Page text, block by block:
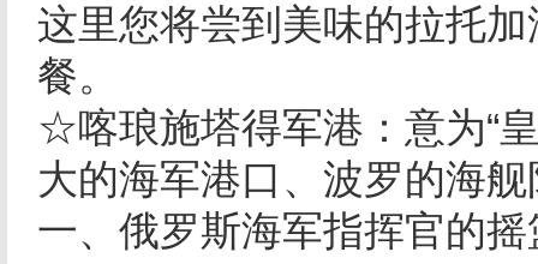
这里您将尝到美味的拉托
餐。
☆喀琅施塔得军港：意为“
大的海军港口、波罗的海
一、俄罗斯海军指挥官的